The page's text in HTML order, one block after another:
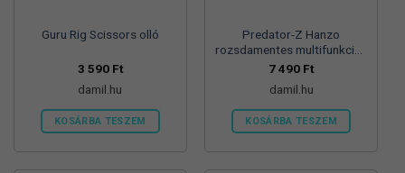
Guru Rig Scissors olló
3 590 Ft
damil.hu
KOSÁRBA TESZEM
Predator-Z Hanzo
rozsdamentes multifunkciós
fogó
7 490 Ft
damil.hu
KOSÁRBA TESZEM